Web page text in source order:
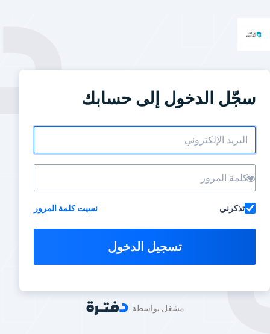
سجّل الدخول إلى حسابك
تذكرني نسيت كلمة المرور
تسجيل الدخول
مشغل بواسطة